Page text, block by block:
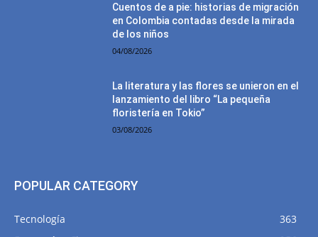
Cuentos de a pie: historias de migración
en Colombia contadas desde la mirada
de los niños
04/08/2026
La literatura y las flores se unieron en el
lanzamiento del libro “La pequeña
floristería en Tokio”
03/08/2026
POPULAR CATEGORY
Tecnología
363